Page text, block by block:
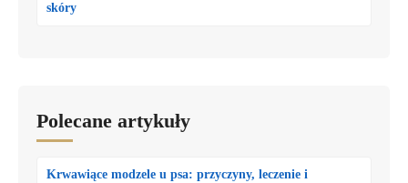
skóry
Polecane artykuły
Krwawiące modzele u psa: przyczyny, leczenie i